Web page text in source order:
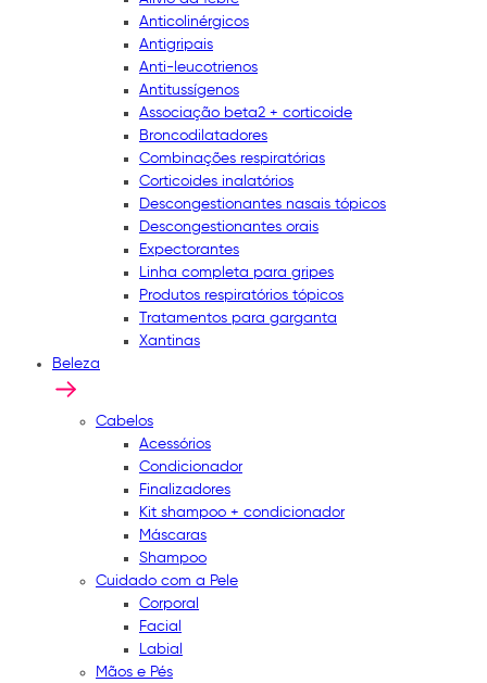
Anticolinérgicos
Antigripais
Anti-leucotrienos
Antitussígenos
Associação beta2 + corticoide
Broncodilatadores
Combinações respiratórias
Corticoides inalatórios
Descongestionantes nasais tópicos
Descongestionantes orais
Expectorantes
Linha completa para gripes
Produtos respiratórios tópicos
Tratamentos para garganta
Xantinas
Beleza
Cabelos
Acessórios
Condicionador
Finalizadores
Kit shampoo + condicionador
Máscaras
Shampoo
Cuidado com a Pele
Corporal
Facial
Labial
Mãos e Pés